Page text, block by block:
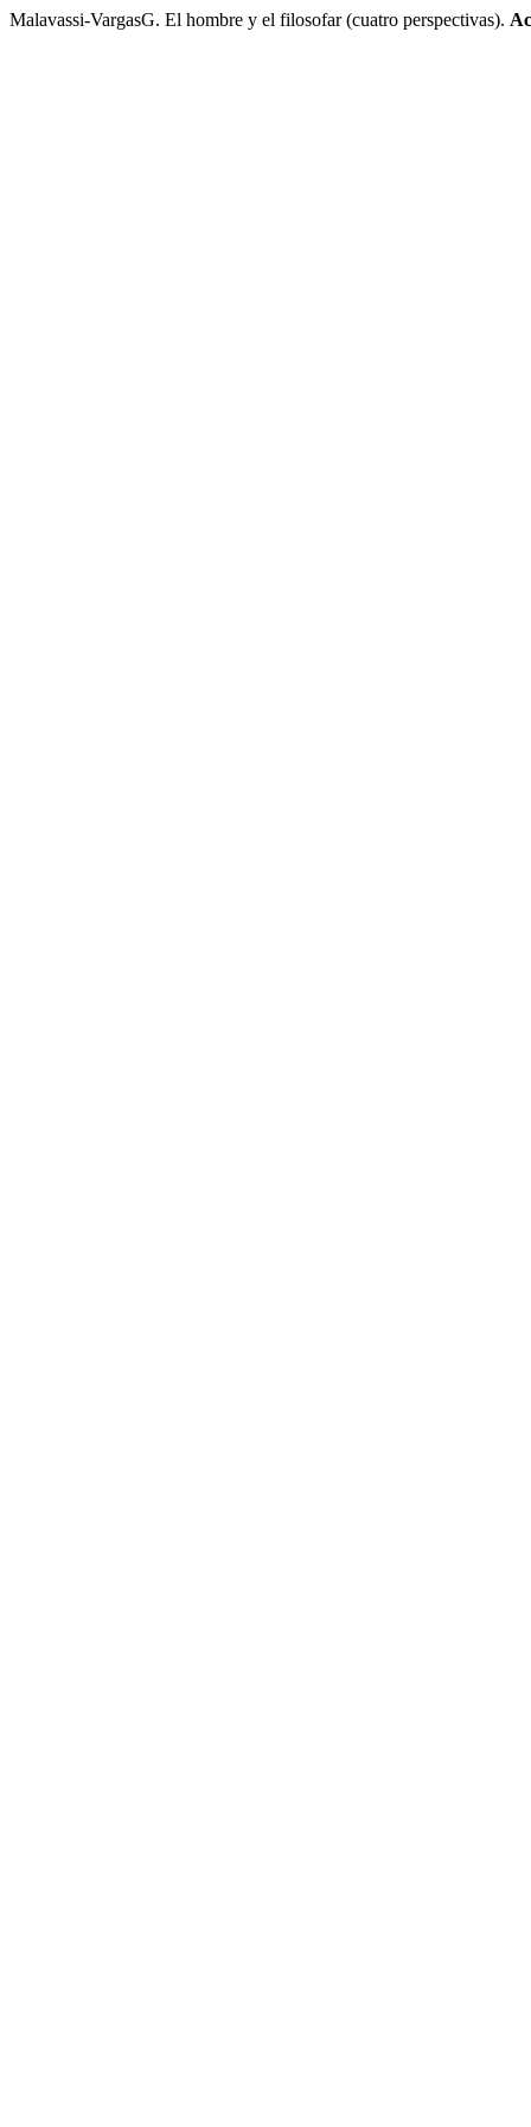
Malavassi-VargasG. El hombre y el filosofar (cuatro perspectivas).